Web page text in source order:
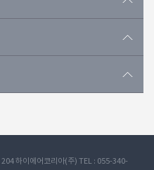
하이에어코리아(주) TEL : 055-340-